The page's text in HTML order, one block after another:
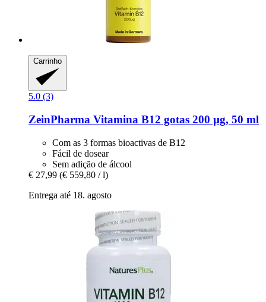
Carrinho
5.0 (3)
ZeinPharma Vitamina B12 gotas 200 µg, 50 ml
Com as 3 formas bioactivas de B12
Fácil de dosear
Sem adição de álcool
€ 27,99 (€ 559,80 / l)
Entrega até 18. agosto